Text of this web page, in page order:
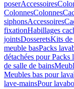
poserAccessoires
ColonnesColonnes
siphonsAccessoires
fixationHabillages
jointsDosseretsKits de
meuble basPacks
détachées pour
de salle de bains
Meubles bas pour
lave-mainsPour